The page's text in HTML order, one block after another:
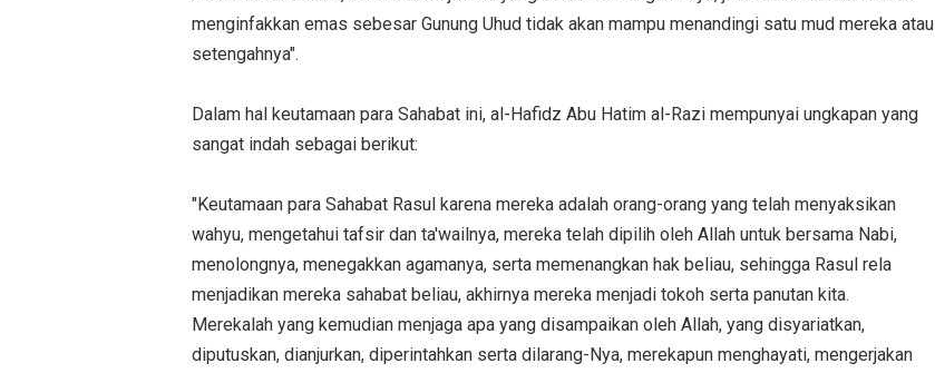
menginfakkan emas sebesar Gunung Uhud tidak akan mampu menandingi satu mud mereka atau
setengahnya".
Dalam hal keutamaan para Sahabat ini, al-Hafidz Abu Hatim al-Razi mempunyai ungkapan yang
sangat indah sebagai berikut:
"Keutamaan para Sahabat Rasul karena mereka adalah orang-orang yang telah menyaksikan
wahyu, mengetahui tafsir dan ta'wailnya, mereka telah dipilih oleh Allah untuk bersama Nabi,
menolongnya, menegakkan agamanya, serta memenangkan hak beliau, sehingga Rasul rela
menjadikan mereka sahabat beliau, akhirnya mereka menjadi tokoh serta panutan kita.
Merekalah yang kemudian menjaga apa yang disampaikan oleh Allah, yang disyariatkan,
diputuskan, dianjurkan, diperintahkan serta dilarang-Nya, merekapun menghayati, mengerjakan